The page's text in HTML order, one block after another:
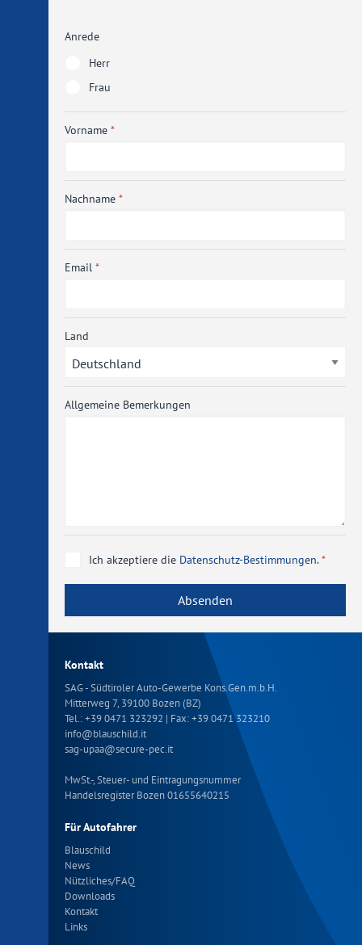
Anrede
Herr
Frau
Vorname
Nachname
Email
Land
Allgemeine Bemerkungen
Ich akzeptiere die Datenschutz-Bestimmungen.
Absenden
Kontakt
SAG - Südtiroler Auto-Gewerbe Kons.Gen.m.b.H.
Mitterweg 7, 39100 Bozen (BZ)
Tel.:+39 0471 323292 | Fax: +39 0471 323210
info@blauschild.it
sag-upaa@secure-pec.it
MwSt.-, Steuer- und Eintragungsnummer
Handelsregister Bozen 01655640215
Für Autofahrer
Blauschild
News
Nützliches/FAQ
Downloads
Kontakt
Links